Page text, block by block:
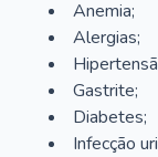
Anemia;
Alergias;
Gastrite;
Diabetes;
Infecção